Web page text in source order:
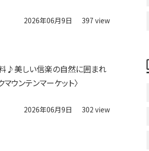
2026年06月9日 397 view
♪美しい信楽の自然に囲まれ
ウンテンマーケット〉
2026年06月9日 302 view